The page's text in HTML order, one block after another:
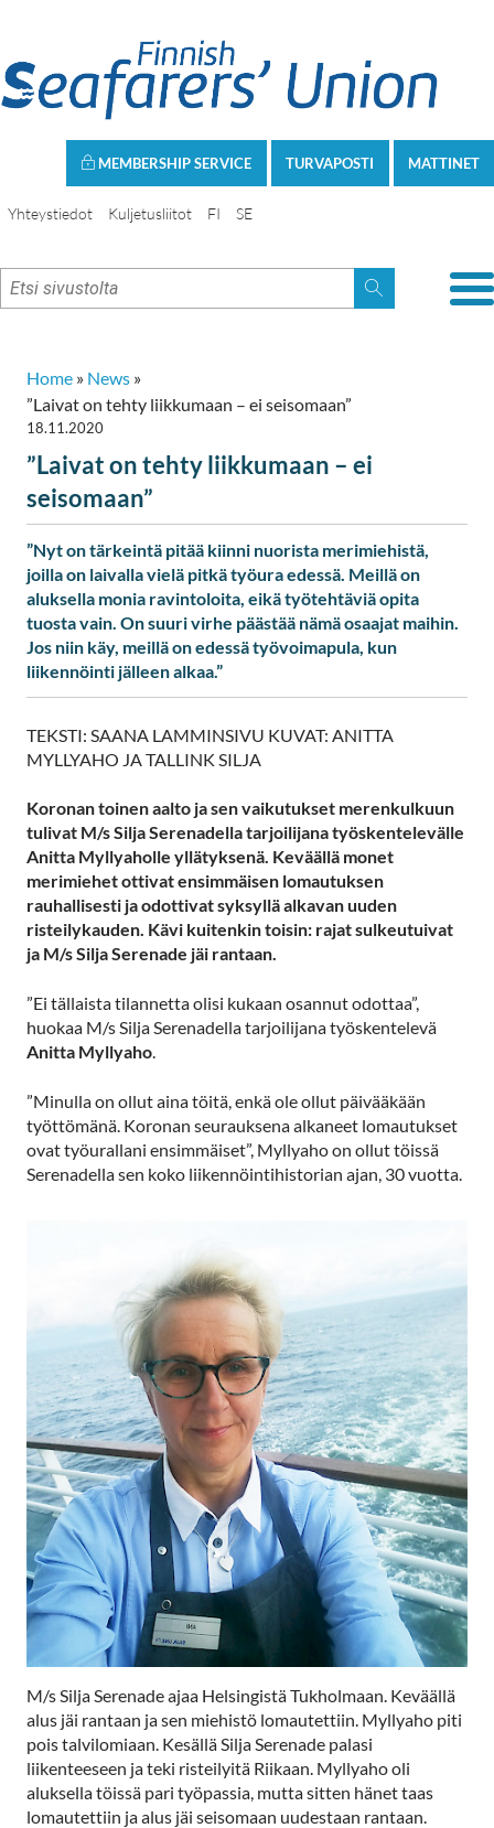
MATTINET
TURVAPOSTI
MEMBERSHIP SERVICE
Yhteystiedot Kuljetusliitot FI SE
Home » News »
”Laivat on tehty liikkumaan – ei seisomaan”
18.11.2020
”Laivat on tehty liikkumaan – ei
seisomaan”
”Nyt on tärkeintä pitää kiinni nuorista merimiehistä,
joilla on laivalla vielä pitkä työura edessä. Meillä on
aluksella monia ravintoloita, eikä työtehtäviä opita
tuosta vain. On suuri virhe päästää nämä osaajat maihin.
Jos niin käy, meillä on edessä työvoimapula, kun
liikennöinti jälleen alkaa.”
TEKSTI: SAANA LAMMINSIVU KUVAT: ANITTA
MYLLYAHO JA TALLINK SILJA
Koronan toinen aalto ja sen vaikutukset merenkulkuun
tulivat M/s Silja Serenadella tarjoilijana työskentelevälle
Anitta Myllyaholle yllätyksenä. Keväällä monet
merimiehet ottivat ensimmäisen lomautuksen
rauhallisesti ja odottivat syksyllä alkavan uuden
risteilykauden. Kävi kuitenkin toisin: rajat sulkeutuivat
ja M/s Silja Serenade jäi rantaan.
”Ei tällaista tilannetta olisi kukaan osannut odottaa”,
huokaa M/s Silja Serenadella tarjoilijana työskentelevä
Anitta Myllyaho.
”Minulla on ollut aina töitä, enkä ole ollut päivääkään
työttömänä. Koronan seurauksena alkaneet lomautukset
ovat työurallani ensimmäiset”, Myllyaho on ollut töissä
Serenadella sen koko liikennöintihistorian ajan, 30 vuotta.
M/s Silja Serenade ajaa Helsingistä Tukholmaan. Keväällä
alus jäi rantaan ja sen miehistö lomautettiin. Myllyaho piti
pois talvilomiaan. Kesällä Silja Serenade palasi
liikenteeseen ja teki risteilyitä Riikaan. Myllyaho oli
aluksella töissä pari työpassia, mutta sitten hänet taas
lomautettiin ja alus jäi seisomaan uudestaan rantaan.